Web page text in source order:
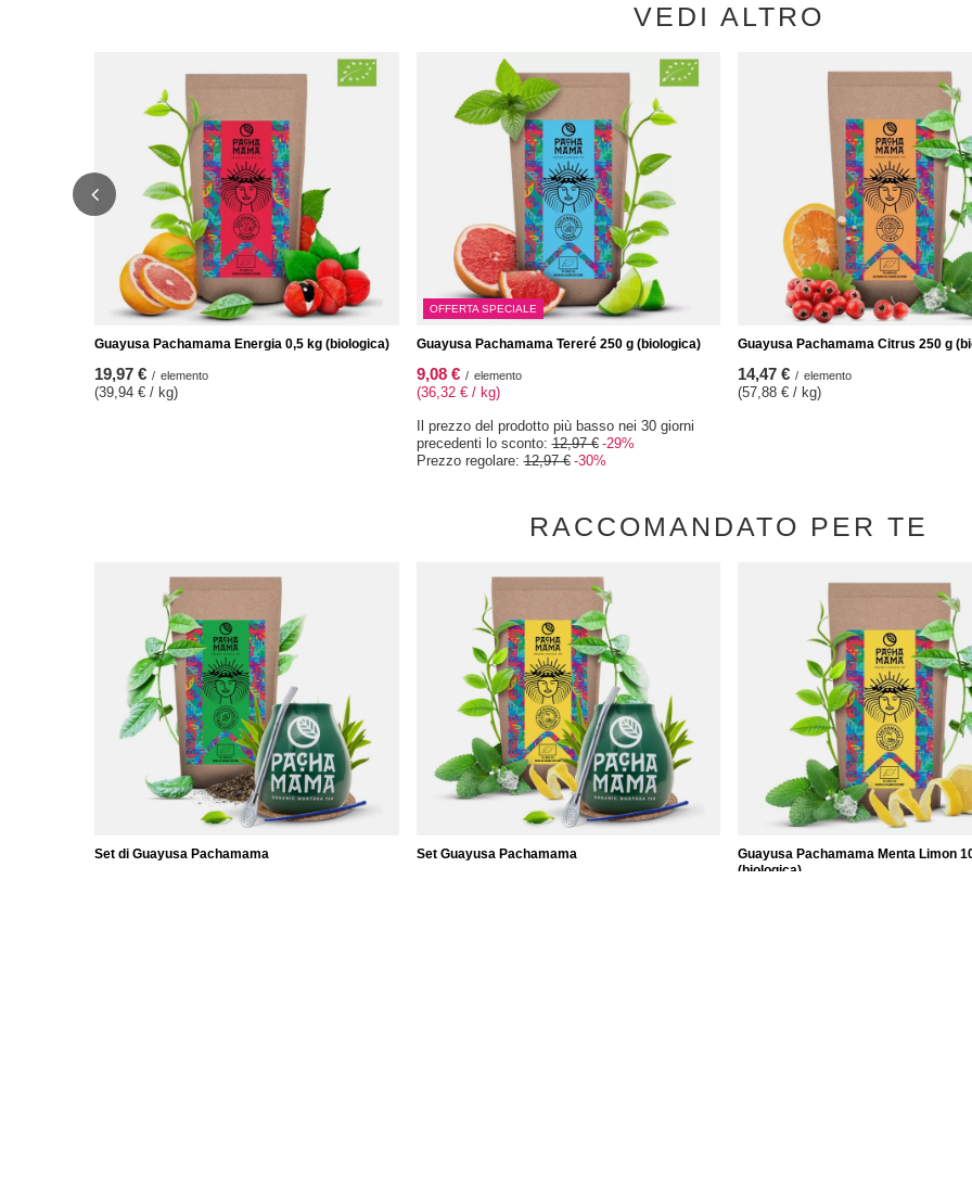
VEDI ALTRO
Guayusa Pachamama Energia 0,5 kg (biologica)
19,97 € / elemento
(39,94 € / kg)
OFFERTA SPECIALE
Guayusa Pachamama Tereré 250 g (biologica)
9,08 € / elemento
(36,32 € / kg)
Il prezzo del prodotto più basso nei 30 giorni
precedenti lo sconto:12,97 € -29%
Prezzo regolare:12,97 € -30%
Guayusa Pachamama Citrus 250 g
14,47 € / elemento
(57,88 € / kg)
RACCOMANDATO PER TE
Set di Guayusa Pachamama Set Guayusa Pachamama
Guayusa Pachamama Menta Limon
(biologica)